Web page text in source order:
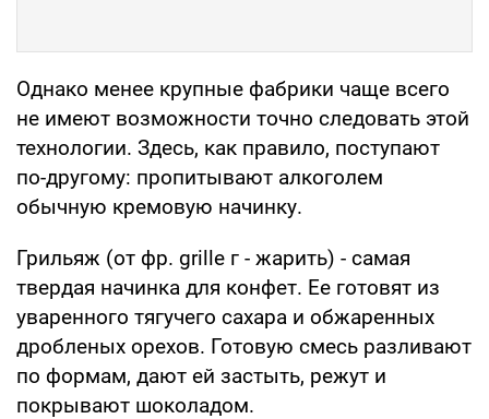
Однако менее крупные фабрики чаще всего
не имеют возможности точно следовать этой
технологии. Здесь, как правило, поступают
по-другому: пропитывают алкоголем
обычную кремовую начинку.
Грильяж (от фр. grille г - жарить) - самая
твердая начинка для конфет. Ее готовят из
уваренного тягучего сахара и обжаренных
дробленых орехов. Готовую смесь разливают
по формам, дают ей застыть, режут и
покрывают шоколадом.